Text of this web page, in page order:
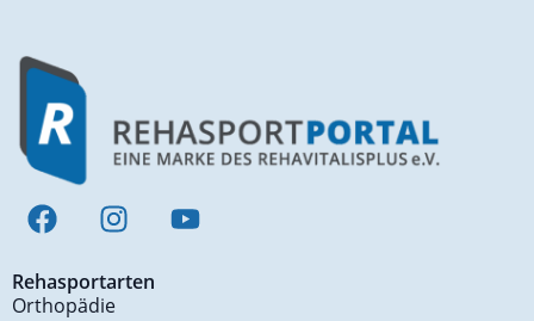
Rehasportarten
Orthopädie